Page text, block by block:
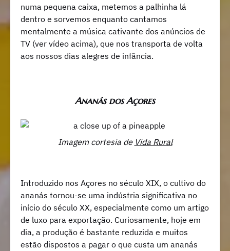
numa pequena caixa, metemos a palhinha lá
dentro e sorvemos enquanto cantamos
mentalmente a música cativante dos anúncios de
TV (ver vídeo acima), que nos transporta de volta
aos nossos dias alegres de infância.
Ananás dos Açores
Imagem cortesia de Vida Rural
Introduzido nos Açores no século XIX, o cultivo do
ananás tornou-se uma indústria significativa no
início do século XX, especialmente como um artigo
de luxo para exportação. Curiosamente, hoje em
dia, a produção é bastante reduzida e muitos
estão dispostos a pagar o que custa um ananás